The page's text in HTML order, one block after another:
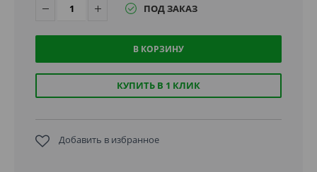
ПОД ЗАКАЗ
В КОРЗИНУ
КУПИТЬ В 1 КЛИК
Добавить в избранное